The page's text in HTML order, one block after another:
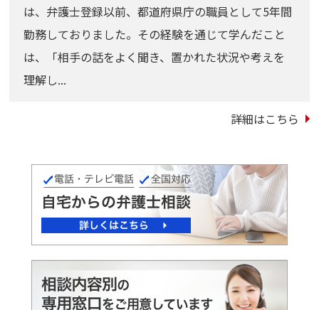
は、弁護士登録以前、都道府県庁の職員として5年間
勤務しておりました。その経験を通じて学んだこと
は、「相手の話をよく聞き、置かれた状況や考えを
理解し...
詳細はこちら